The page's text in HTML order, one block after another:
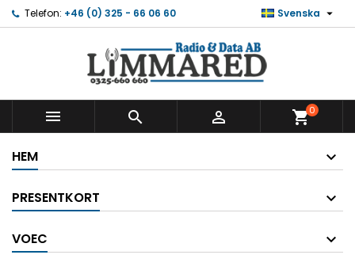
Telefon: +46 (0) 325 - 66 06 60 Svenska 
   shopping_cart0
HEM
PRESENTKORT
VOEC